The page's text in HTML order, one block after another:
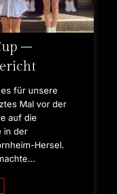
–
für unsere
Mal vor der
auf die
in der
Hersel.